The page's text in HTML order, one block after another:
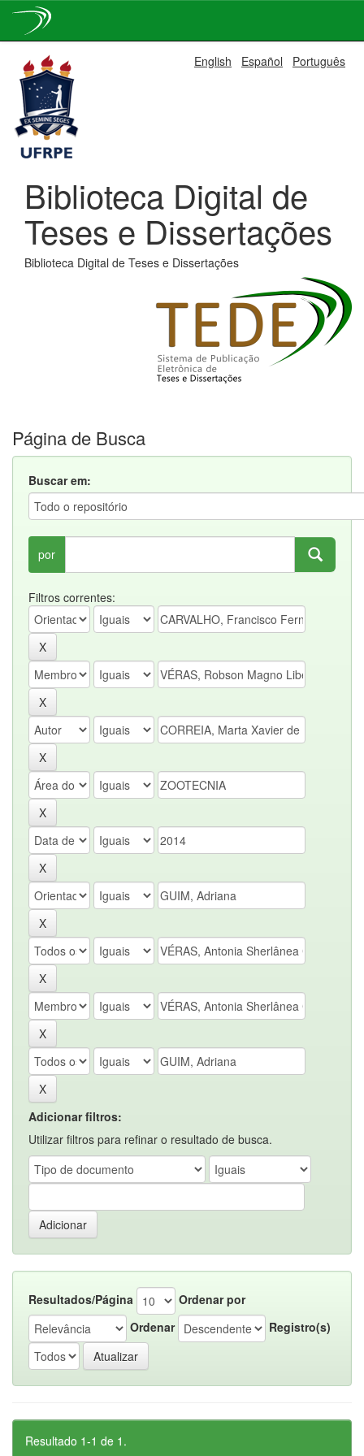
navigation
English Español Português
Biblioteca Digital de
Teses e Dissertações
Biblioteca Digital de Teses e Dissertações
Página de Busca
Buscar em:
por
Filtros correntes:
Adicionar filtros:
Utilizar filtros para refinar o resultado de busca.
Resultados/Página
Ordenar por
Ordenar
Registro(s)
Resultado 1-1 de 1.